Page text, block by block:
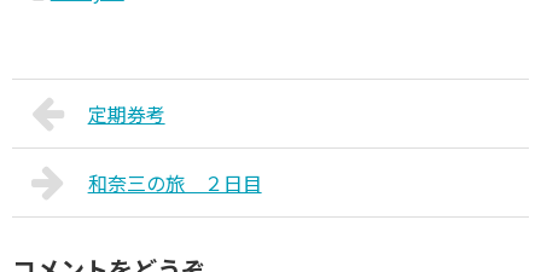
定期券考
和奈三の旅 ２日目